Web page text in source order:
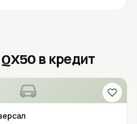
в кредит